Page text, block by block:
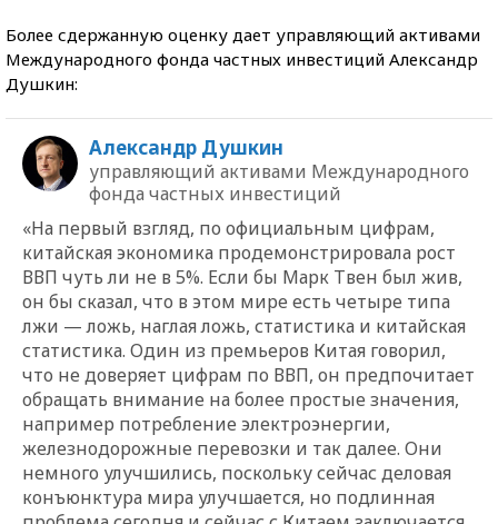
Более сдержанную оценку дает управляющий активами
Международного фонда частных инвестиций Александр
Душкин:
Александр Душкин
управляющий активами Международного
фонда частных инвестиций
«На первый взгляд, по официальным цифрам,
китайская экономика продемонстрировала рост
ВВП чуть ли не в 5%. Если бы Марк Твен был жив,
он бы сказал, что в этом мире есть четыре типа
лжи — ложь, наглая ложь, статистика и китайская
статистика. Один из премьеров Китая говорил,
что не доверяет цифрам по ВВП, он предпочитает
обращать внимание на более простые значения,
например потребление электроэнергии,
железнодорожные перевозки и так далее. Они
немного улучшились, поскольку сейчас деловая
конъюнктура мира улучшается, но подлинная